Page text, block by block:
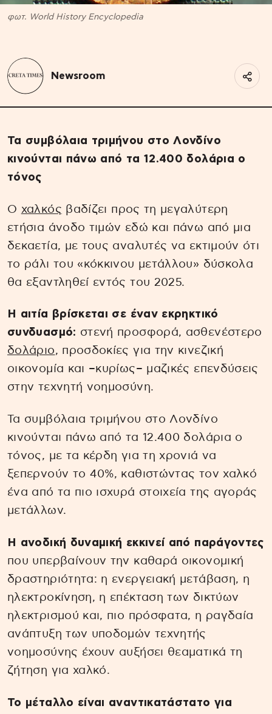
φωτ. World History Encyclopedia
Newsroom
Τα συμβόλαια τριμήνου στο Λονδίνο
κινούνται πάνω από τα 12.400 δολάρια ο
τόνος
Ο χαλκός βαδίζει προς τη μεγαλύτερη
ετήσια άνοδο τιμών εδώ και πάνω από μια
δεκαετία, με τους αναλυτές να εκτιμούν ότι
το ράλι του «κόκκινου μετάλλου» δύσκολα
θα εξαντληθεί εντός του 2025.
Η αιτία βρίσκεται σε έναν εκρηκτικό
συνδυασμό: στενή προσφορά, ασθενέστερο
δολάριο, προσδοκίες για την κινεζική
οικονομία και –κυρίως– μαζικές επενδύσεις
στην τεχνητή νοημοσύνη.
Τα συμβόλαια τριμήνου στο Λονδίνο
κινούνται πάνω από τα 12.400 δολάρια ο
τόνος, με τα κέρδη για τη χρονιά να
ξεπερνούν το 40%, καθιστώντας τον χαλκό
ένα από τα πιο ισχυρά στοιχεία της αγοράς
μετάλλων.
Η ανοδική δυναμική εκκινεί από παράγοντες
που υπερβαίνουν την καθαρά οικονομική
δραστηριότητα: η ενεργειακή μετάβαση, η
ηλεκτροκίνηση, η επέκταση των δικτύων
ηλεκτρισμού και, πιο πρόσφατα, η ραγδαία
ανάπτυξη των υποδομών τεχνητής
νοημοσύνης έχουν αυξήσει θεαματικά τη
ζήτηση για χαλκό.
Το μέταλλο είναι αναντικατάστατο για